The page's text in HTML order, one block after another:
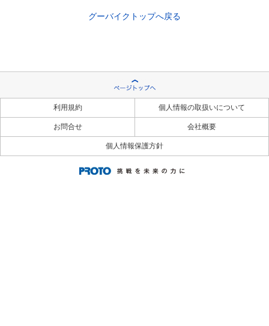
グーバイクトップへ戻る
利用規約 個人情報の取扱いについて
お問合せ 会社概要
個人情報保護方針